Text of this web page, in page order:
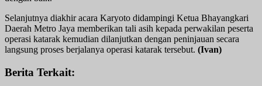
Selanjutnya diakhir acara Karyoto didampingi Ketua Bhayangkari
Daerah Metro Jaya memberikan tali asih kepada perwakilan peserta
operasi katarak kemudian dilanjutkan dengan peninjauan secara
langsung proses berjalanya operasi katarak tersebut. (Ivan)
Berita Terkait: